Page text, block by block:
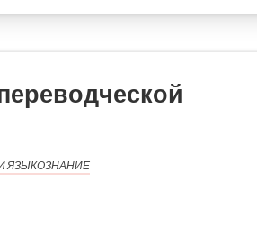
ЯЗЫКОЗНАНИЕ